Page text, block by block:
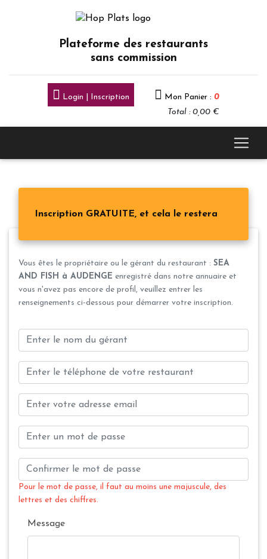
Plateforme des restaurants
sans commission
Login | Inscription Mon Panier : 0
Total : 0,00 €
Inscription GRATUITE, et cela le restera
Vous êtes le propriétaire ou le gérant du restaurant : SEA
AND FISH à AUDENGE enregistré dans notre annuaire et
vous n'avez pas encore de profil, veuillez entrer les
renseignements ci-dessous pour démarrer votre inscription.
Pour le mot de passe, il faut au moins une majuscule, des
lettres et des chiffres.
Message